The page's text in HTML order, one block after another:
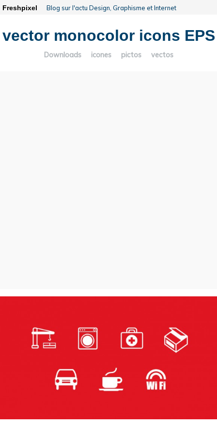
Freshpixel Blog sur l'actu Design, Graphisme et Internet
vector monocolor icons EPS
Downloads icones pictos vectos